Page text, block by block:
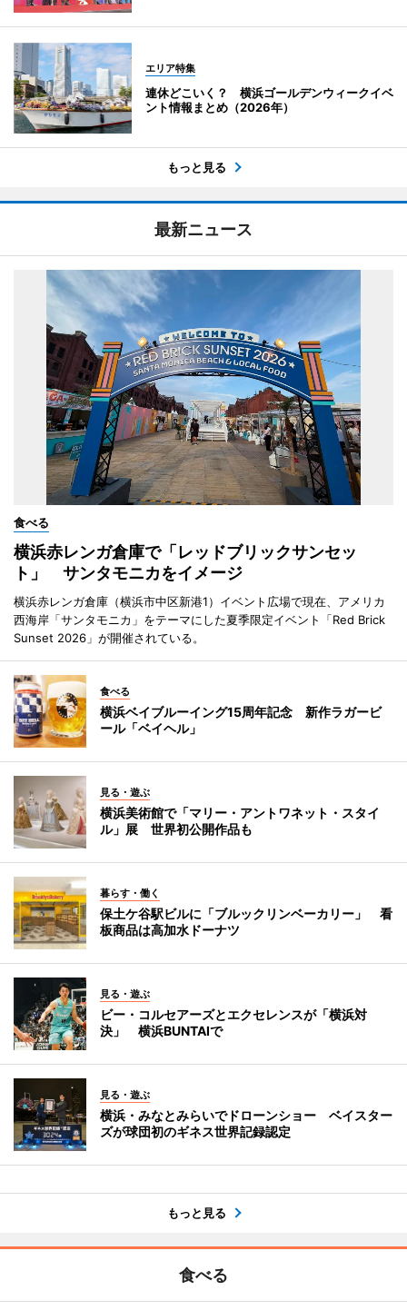
エリア特集
連休どこいく？ 横浜ゴールデンウィークイベ
ント情報まとめ（2026年）
もっと見る
最新ニュース
食べる
横浜赤レンガ倉庫で「レッドブリックサンセッ
ト」 サンタモニカをイメージ
横浜赤レンガ倉庫（横浜市中区新港1）イベント広場で現在、アメリカ
西海岸「サンタモニカ」をテーマにした夏季限定イベント「Red Brick
Sunset 2026」が開催されている。
食べる
横浜ベイブルーイング15周年記念 新作ラガービ
ール「ベイヘル」
見る・遊ぶ
横浜美術館で「マリー・アントワネット・スタイ
ル」展 世界初公開作品も
暮らす・働く
保土ケ谷駅ビルに「ブルックリンベーカリー」 看
板商品は高加水ドーナツ
見る・遊ぶ
ビー・コルセアーズとエクセレンスが「横浜対
決」 横浜BUNTAIで
見る・遊ぶ
横浜・みなとみらいでドローンショー ベイスター
ズが球団初のギネス世界記録認定
もっと見る
食べる